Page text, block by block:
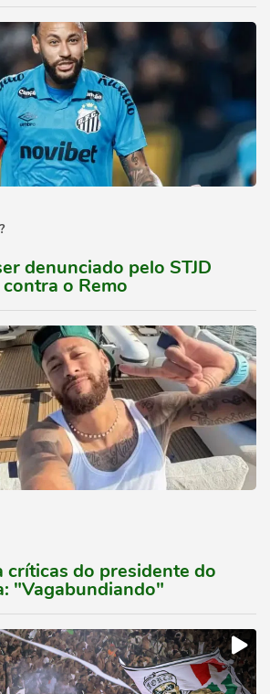
denunciado pelo STJD
o Remo
críticas do presidente do
"Vagabundiando"